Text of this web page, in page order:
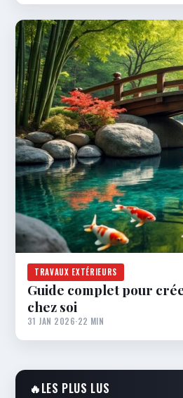
TRAVAUX EXTÉRIEURS
Guide complet pour
chez soi
31 JAN 2026·22 MIN
🔥LES PLUS LUS